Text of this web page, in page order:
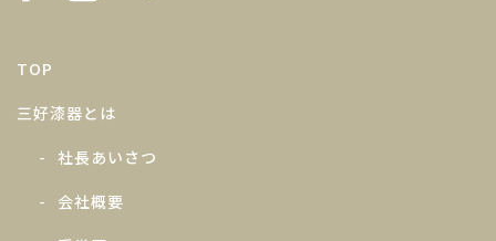
TOP
三好漆器とは
社長あいさつ
会社概要